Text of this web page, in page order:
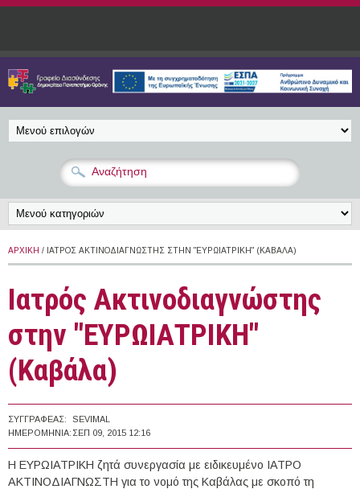
Παράκαμψη προς το κυρίως περιεχόμενο
ΑΡΧΙΚΉ / ΙΑΤΡΌΣ ΑΚΤΙΝΟΔΙΑΓΝΏΣΤΗΣ ΣΤΗΝ "ΕΥΡΩΙΑΤΡΙΚΗ" (ΚΑΒΆΛΑ)
Ιατρός Ακτινοδιαγνώστης
στην "ΕΥΡΩΙΑΤΡΙΚΗ"
(Καβάλα)
ΣΥΓΓΡΑΦΈΑΣ:
SEVIMAL
ΗΜΕΡΟΜΗΝΊΑ: ΣΕΠ 09, 2015 12:16
Η ΕΥΡΩΙΑΤΡΙΚΗ ζητά συνεργασία με ειδικευμένο ΙΑΤΡΟ
ΑΚΤΙΝΟΔΙΑΓΝΩΣΤΗ για το νομό της Καβάλας με σκοπό τη